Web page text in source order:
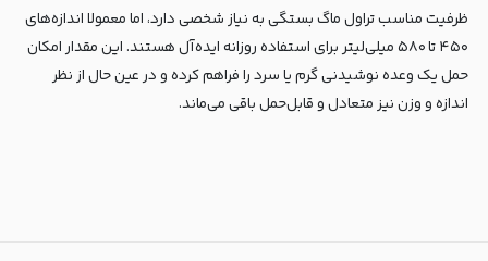
ظرفیت مناسب تراول ماگ بستگی به نیاز شخصی دارد، اما معمولا اندازه‌های
۴۵۰ تا ۵۸۰ میلی‌لیتر برای استفاده روزانه ایده‌آل هستند. این مقدار امکان
حمل یک وعده نوشیدنی گرم یا سرد را فراهم کرده و در عین حال از نظر
اندازه و وزن نیز متعادل و قابل‌حمل باقی می‌ماند.